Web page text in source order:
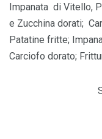
Impanata di Vitello,
e Zucchina dorati;
Patatine fritte;
Carciofo dorato;